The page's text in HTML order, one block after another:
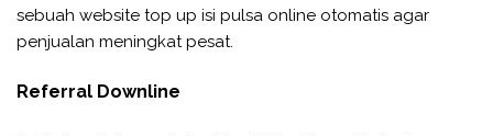
sebuah website top up isi pulsa online otomatis agar
penjualan meningkat pesat.
Referral Downline